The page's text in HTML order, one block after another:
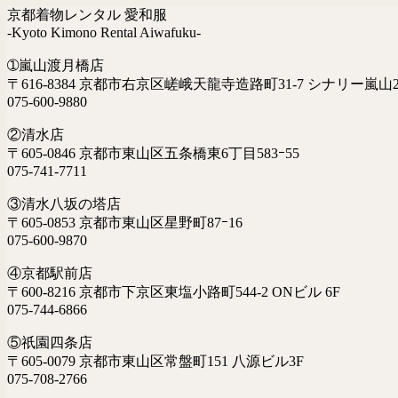
京都着物レンタル 愛和服
-Kyoto Kimono Rental Aiwafuku-
➀嵐山渡月橋店
〒616-8384 京都市右京区嵯峨天龍寺造路町31-7 シナリー嵐山
075-600-9880
②清水店
〒605-0846 京都市東山区五条橋東6丁目583ｰ55
075-741-7711
③清水八坂の塔店
〒605-0853 京都市東山区星野町87ｰ16
075-600-9870
④京都駅前店
〒600-8216 京都市下京区東塩小路町544-2 ONビル 6F
075-744-6866
⑤祇園四条店
〒605-0079 京都市東山区常盤町151 八源ビル3F
075-708-2766